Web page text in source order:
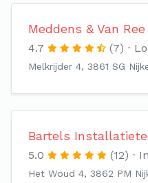
Meddens & Van
4.7 (7)
Melkrijder 4, 3861 SG
Bartels
5.0 (12)
Het Woud 4, 3862 PM